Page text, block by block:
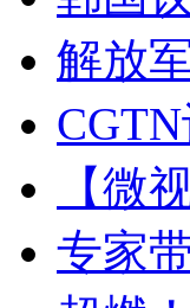
解放
【微
专家